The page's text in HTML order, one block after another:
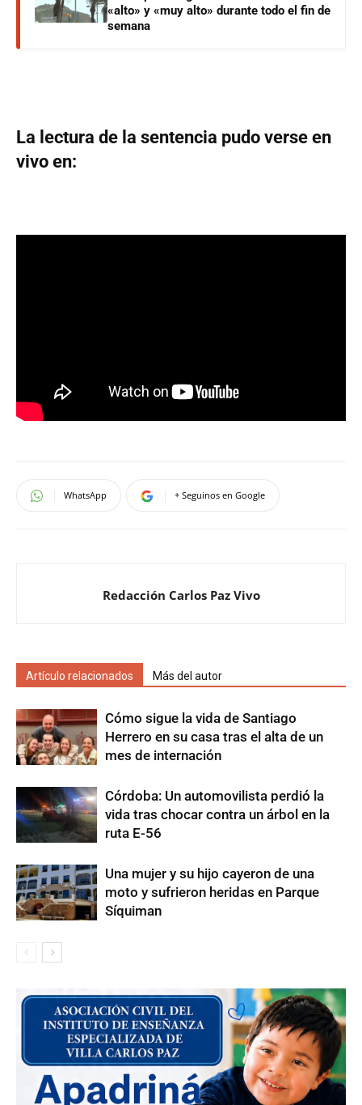
«alto» y «muy alto» durante todo el fin de
semana
La lectura de la sentencia pudo verse en
vivo en:
WhatsApp + Seguinos en Google
Redacción Carlos Paz Vivo
Artículo relacionados Más del autor
Cómo sigue la vida de Santiago
Herrero en su casa tras el alta de un
mes de internación
Córdoba: Un automovilista perdió la
vida tras chocar contra un árbol en la
ruta E-56
Una mujer y su hijo cayeron de una
moto y sufrieron heridas en Parque
Síquiman